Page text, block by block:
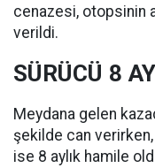
cenazesi, otopsinin
verildi.
SÜRÜCÜ 8
Meydana gelen
şekilde can
ise 8 aylık hamile